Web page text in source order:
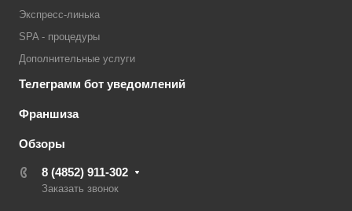
Экспресс-линька
SPA - процедуры
Дополнительные услуги
Телеграмм бот уведомлений
Франшиза
Обзоры
8 (4852) 911-302
Заказать звонок